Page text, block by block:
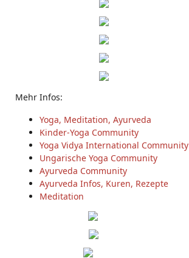
Mehr Infos:
Yoga, Meditation, Ayurveda
Kinder-Yoga Community
Yoga Vidya International Community
Ungarische Yoga Community
Ayurveda Community
Ayurveda Infos, Kuren, Rezepte
Meditation